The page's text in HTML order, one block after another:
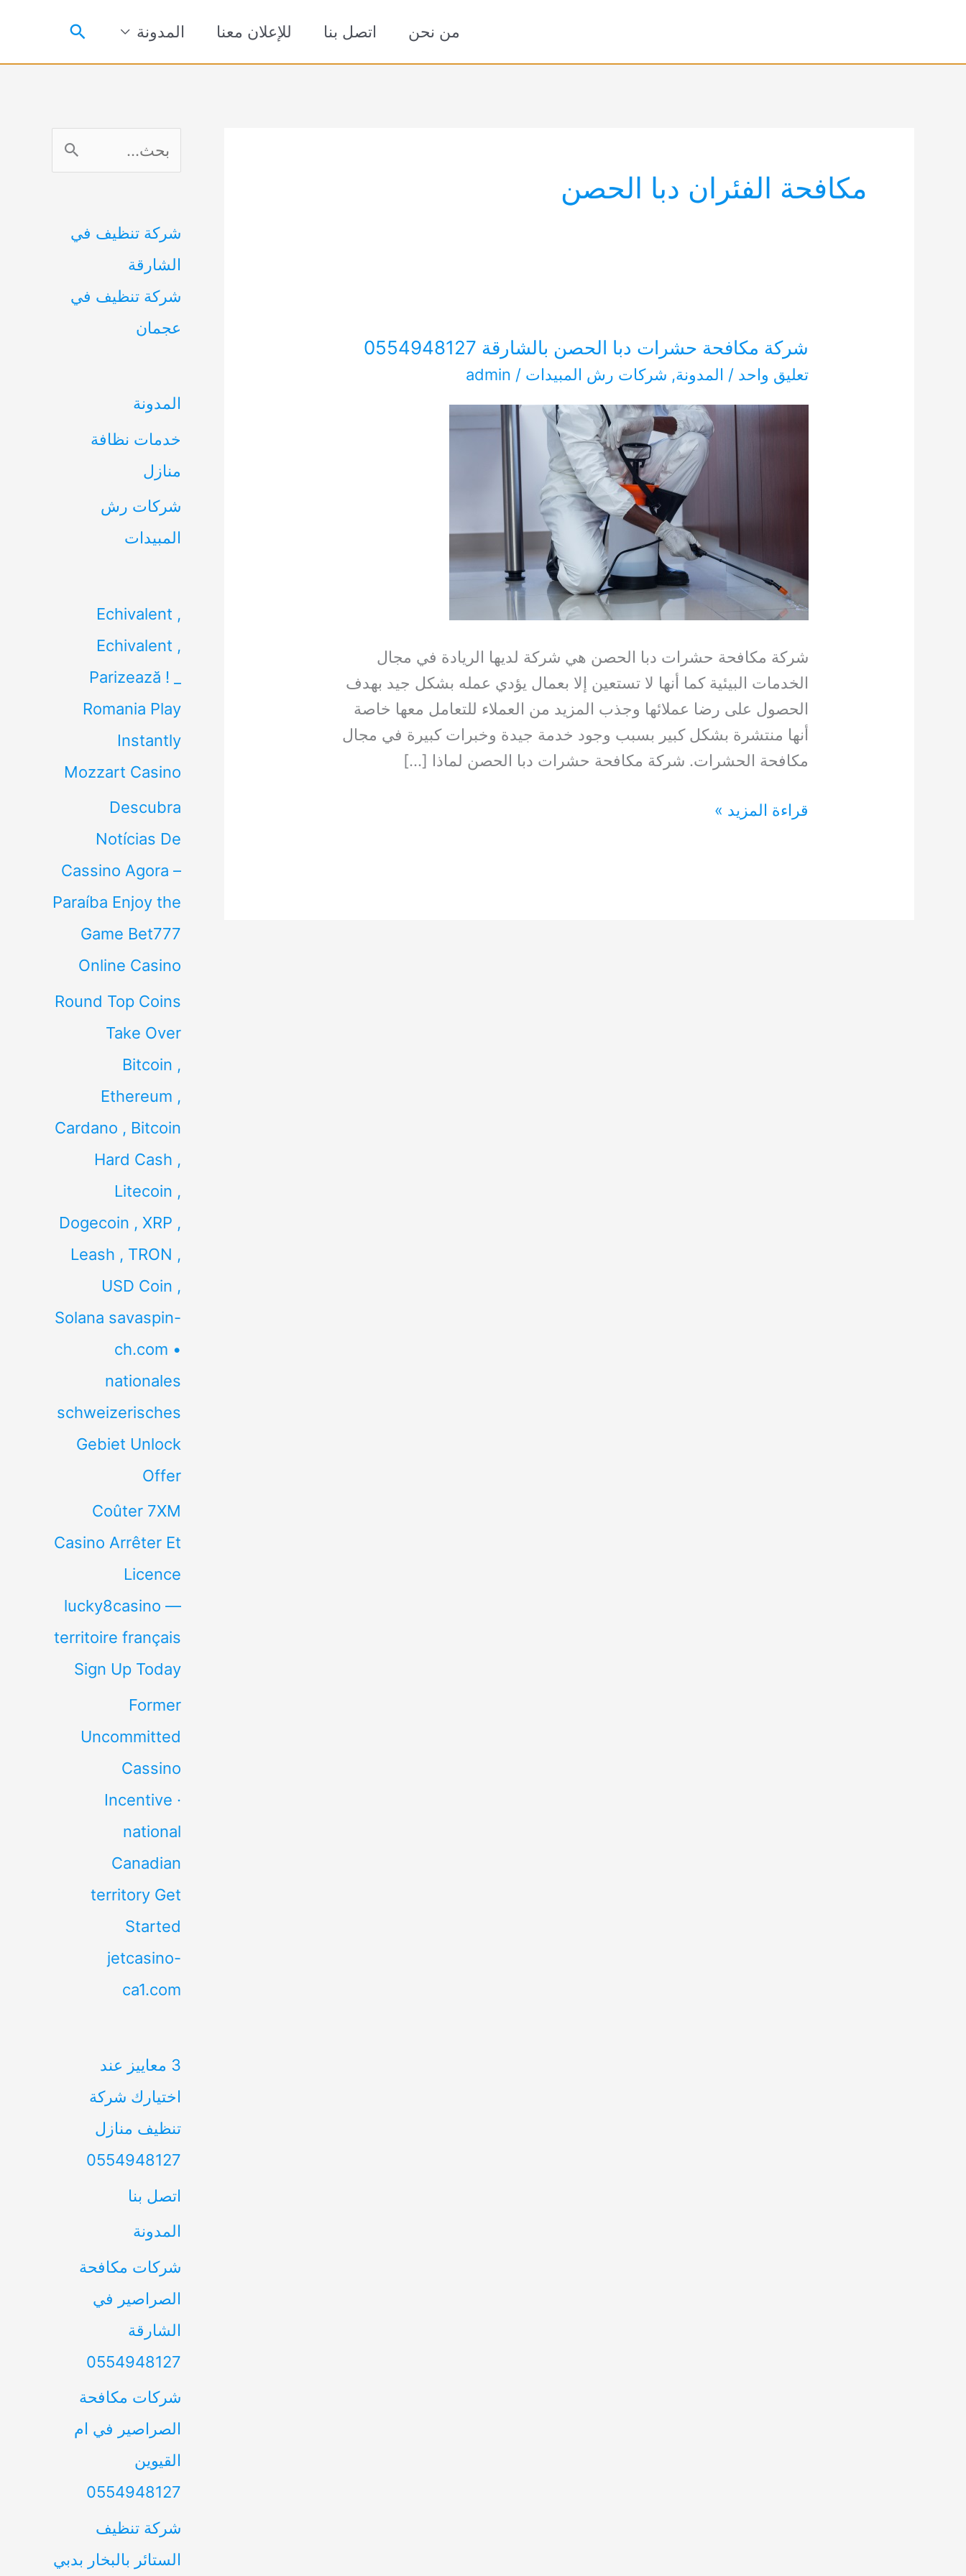
المحتوى
من نحن اتصل بنا للإعلان معنا المدونة البحث
مكافحة الفئران دبا الحصن
شركة مكافحة حشرات دبا الحصن بالشارقة 0554948127
تعليق واحد / المدونة, شركات رش المبيدات /
admin
شركة مكافحة حشرات دبا الحصن هي شركة لديها الريادة في مجال
الخدمات البيئية كما أنها لا تستعين إلا بعمال يؤدي عمله بشكل جيد بهدف
الحصول على رضا عملائها وجذب المزيد من العملاء للتعامل معها خاصة
أنها منتشرة بشكل كبير بسبب وجود خدمة جيدة وخبرات كبيرة في مجال
مكافحة الحشرات. شركة مكافحة حشرات دبا الحصن لماذا […]
شركة
قراءة المزيد »
ل
ح
ث
ع
ن
شركة تنظيف في
الشارقة
شركة تنظيف في
عجمان
المدونة
خدمات نظافة
منازل
شركات رش
المبيدات
Echivalent ,
Echivalent ,
Parizează ! _
Romania Play
Instantly
Mozzart Casino
Descubra
Notícias De
Cassino Agora –
Paraíba Enjoy the
Game Bet777
Online Casino
Round Top Coins
Take Over
Bitcoin ,
Ethereum ,
Cardano , Bitcoin
Hard Cash ,
Litecoin ,
Dogecoin , XRP ,
Leash , TRON ,
USD Coin ,
Solana savaspin-
ch.com •
nationales
schweizerisches
Gebiet Unlock
Offer
Coûter 7XM
Casino Arrêter Et
Licence
lucky8casino —
territoire français
Sign Up Today
Former
Uncommitted
Cassino
Incentive ·
national
Canadian
territory Get
Started
jetcasino-
ca1.com
3 معاييز عند
اختيارك شركة
تنظيف منازل
0554948127
اتصل بنا
المدونة
شركات مكافحة
الصراصير في
الشارقة
0554948127
شركات مكافحة
الصراصير في ام
القيوين
0554948127
شركة تنظيف
الستائر بالبخار بدبي